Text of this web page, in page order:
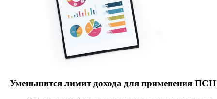
Уменьшится лимит дохода для применения ПСН